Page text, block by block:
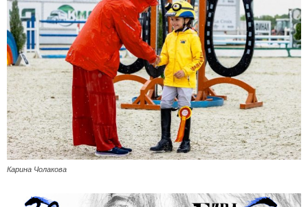
Карина Чолакова